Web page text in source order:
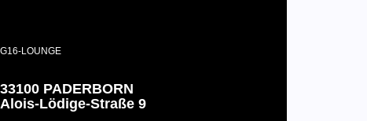
G16-LOUNGE
33100 PADERBORN
Alois-Lödige-Straße 9